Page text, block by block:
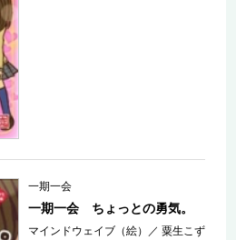
一期一会
一期一会 ちょっとの勇気。
マインドウェイブ（絵） ／粟生こず